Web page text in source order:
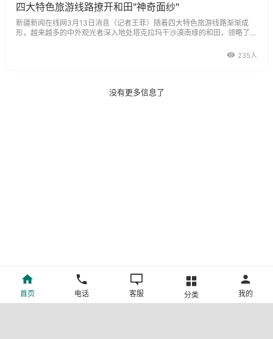
四大特色旅游线路撩开和田"神奇面纱"
新疆新闻在线网3月13日消息（记者王菲）随着四大特色旅游线路渐渐成
形，越来越多的中外观光者深入地处塔克拉玛干沙漠南缘的和田，领略了不
235人
没有更多信息了
首页 电话 客服 分类 我的